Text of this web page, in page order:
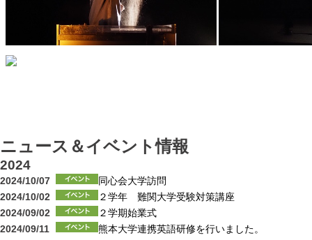
ニュース＆イベント情報
2024
2024/10/07
同心会大学訪問
2024/10/02
２学年 難関大学受験対策講座
2024/09/02
２学期始業式
2024/09/11
熊本大学連携英語研修を行いました。